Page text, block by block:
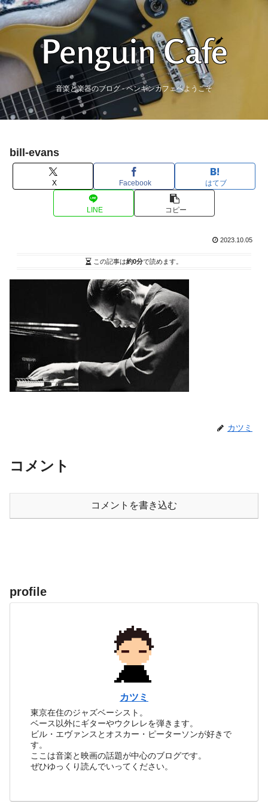
音楽と楽器のブログ - ペンギンカフェへようこそ
bill-evans
X Facebook はてブ
LINE コピー
2023.10.05
この記事は約0分で読めます。
カツミ
コメント
コメントを書き込む
profile
カツミ
東京在住のジャズベーシスト。
ベース以外にギターやウクレレを弾きます。
ビル・エヴァンスとオスカー・ピーターソンが好きで
す。
ここは音楽と映画の話題が中心のブログです。
ぜひゆっくり読んでいってください。